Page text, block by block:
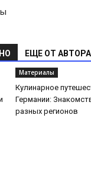
ЕЩЕ ОТ АВТОРА
Материалы
Кулинарное
Германии:
разных регионов